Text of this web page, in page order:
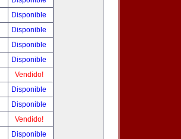
Disponible
Disponible
Disponible
Disponible
Vendido!
Disponible
Disponible
Vendido!
Disponible